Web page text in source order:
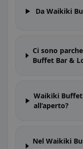
Da Waikiki
Ci sono
Buffet Bar &
Waikiki
all’aperto?
Nel Waikiki